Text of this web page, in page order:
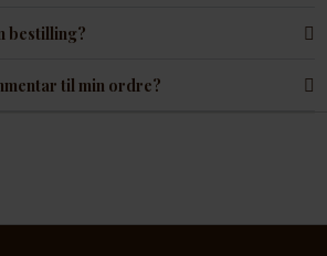
bestilling?
til min ordre?